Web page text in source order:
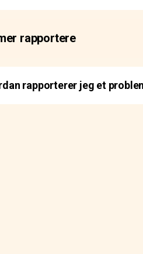
rapportere
rapporterer jeg et